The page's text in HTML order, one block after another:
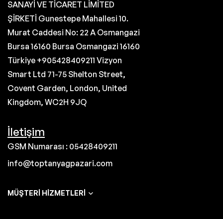
SANAYİ VE TİCARET LİMİTED
ŞİRKETİ Gunestepe Mahallesi 10.
Murat Caddesi No: 22 A Osmangazi
Bursa 16160 Bursa Osmangazi 16160
Türkiye +905428409211 Vizyon
Smart Ltd 71-75 Shelton Street,
Covent Garden, London, United
Kingdom, WC2H 9JQ
İletişim
GSM Numarası : 05428409211
info@toptanyagpazari.com
MÜŞTERI HIZMETLERI